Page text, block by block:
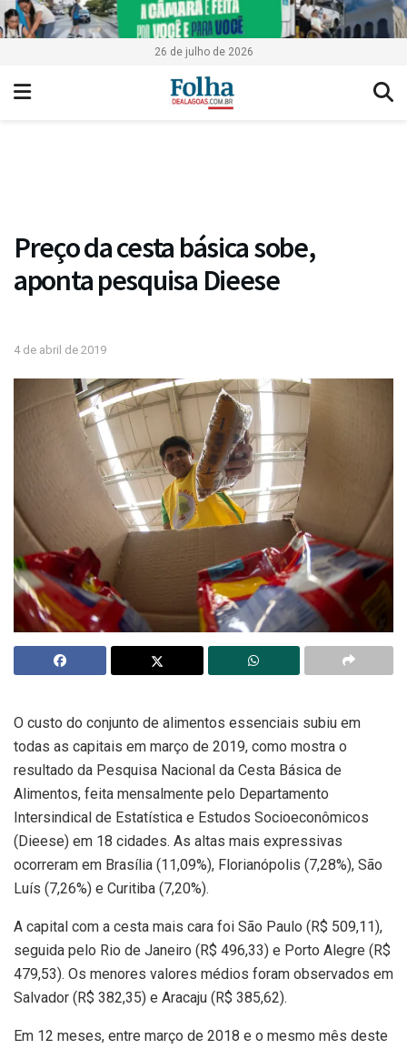
26 de julho de 2026
Preço da cesta básica sobe,
aponta pesquisa Dieese
4 de abril de 2019
O custo do conjunto de alimentos essenciais subiu em
todas as capitais em março de 2019, como mostra o
resultado da Pesquisa Nacional da Cesta Básica de
Alimentos, feita mensalmente pelo Departamento
Intersindical de Estatística e Estudos Socioeconômicos
(Dieese) em 18 cidades. As altas mais expressivas
ocorreram em Brasília (11,09%), Florianópolis (7,28%), São
Luís (7,26%) e Curitiba (7,20%).
A capital com a cesta mais cara foi São Paulo (R$ 509,11),
seguida pelo Rio de Janeiro (R$ 496,33) e Porto Alegre (R$
479,53). Os menores valores médios foram observados em
Salvador (R$ 382,35) e Aracaju (R$ 385,62).
Em 12 meses, entre março de 2018 e o mesmo mês deste